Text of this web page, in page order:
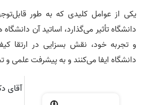
یکی از عوامل کلیدی که به طور
دانشگاه تأثیر می‌گذارد، اساتید آن
و تجربه خود، نقش بسزایی در ارتقا
دانشگاه ایفا می‌کنند و به پیشرفت علمی
آقای